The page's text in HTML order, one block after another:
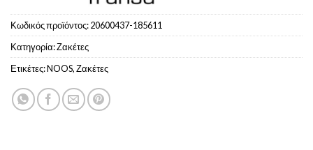
Κωδικός προϊόντος:20600437-185611
Κατηγορία:Ζακέτες
Ετικέτες:NOOS,Ζακέτες